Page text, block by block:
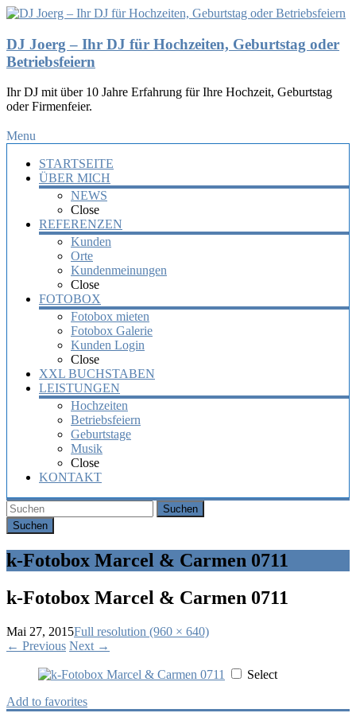
DJ Joerg – Ihr DJ für Hochzeiten, Geburtstag oder
Betriebsfeiern
Ihr DJ mit über 10 Jahre Erfahrung für Ihre Hochzeit, Geburtstag
oder Firmenfeier.
Menu
STARTSEITE
ÜBER MICH
NEWS
Close
REFERENZEN
Kunden
Orte
Kundenmeinungen
Close
FOTOBOX
Fotobox mieten
Fotobox Galerie
Kunden Login
Close
XXL BUCHSTABEN
LEISTUNGEN
Hochzeiten
Betriebsfeiern
Geburtstage
Musik
Close
KONTAKT
Suchen
k-Fotobox Marcel & Carmen 0711
k-Fotobox Marcel & Carmen 0711
Mai 27, 2015Full resolution (960 × 640)
← Previous Next →
Select
Add to favorites